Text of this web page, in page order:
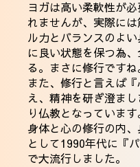
ヨガは高い柔軟性が
れませんが、実際に
ル力とバランスのよ
に良い状態を保つ為
る。まさに修行ですね
また、修行と言えば
え、精神を研ぎ澄ま
り仏教となっています
身体と心の修行の内
として1990年代に『
で大流行しました。